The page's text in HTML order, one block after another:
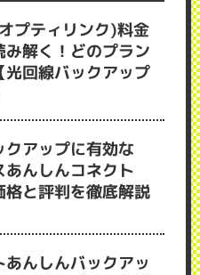
プティリンク)料金
み解く！どのプラン
光回線バックアップ
クアップに有効な
あんしんコネクト
と評判を徹底解説
あんしんバックアッ